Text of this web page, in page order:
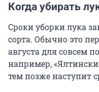
Когда убирать
Сроки уборки лука
сорта. Обычно это
августа для совсем
например,
тем позже наступит